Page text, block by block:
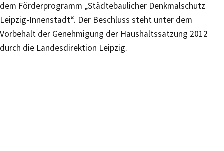
dem Förderprogramm „Städtebaulicher Denkmalschutz
Leipzig-Innenstadt“. Der Beschluss steht unter dem
Vorbehalt der Genehmigung der Haushaltssatzung 2012
durch die Landesdirektion Leipzig.